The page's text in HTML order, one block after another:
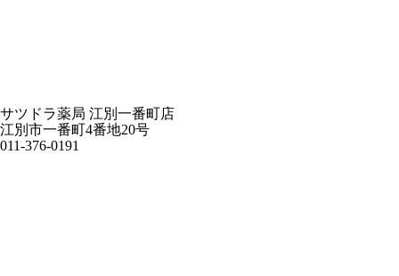
サツドラ薬局 江別一番町店
江別市一番町4番地20号
011-376-0191